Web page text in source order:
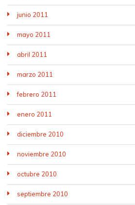
junio 2011
mayo 2011
abril 2011
marzo 2011
febrero 2011
enero 2011
diciembre 2010
noviembre 2010
octubre 2010
septiembre 2010